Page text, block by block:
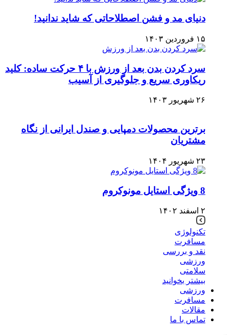
دنیای مد و فشن اصطلاحاتی که شاید ندانید!
۱۵ فروردین ۱۴۰۳
سرد کردن بدن بعد از ورزش با ۴ حرکت ساده: کلید
ریکاوری سریع و جلوگیری از آسیب
۲۶ شهریور ۱۴۰۳
برترین محصولات دمپایی و صندل ایرانی از نگاه
مشتریان
۲۳ شهریور ۱۴۰۴
8 ویژگی استایل مونوکروم
۲ اسفند ۱۴۰۲
تکنولوژی
مسافرت
نقد و بررسی
ورزشی
سلامتی
بیشتر بخوانید
ورزشی
مسافرت
مقالات
تماس با ما